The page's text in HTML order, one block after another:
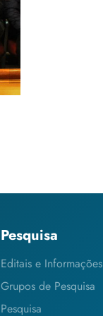
Pesquisa
Editais e Informações
Grupos de Pesquisa
Pesquisa